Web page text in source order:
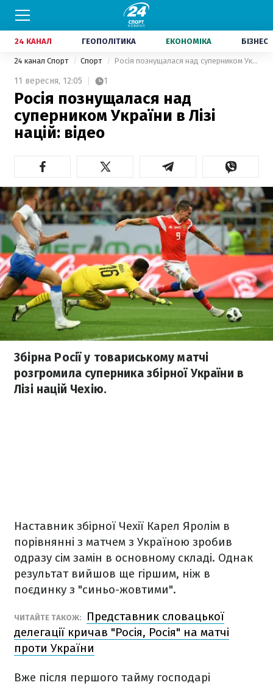
24 КАНАЛ ГЕОПОЛІТИКА ЕКОНОМІКА БІЗНЕС
24 канал Спорт Спорт Росія познущалася над суперником України в Лізі націй: відео
11 вересня, 12:05 1
Росія познущалася над
суперником України в Лізі
націй: відео
Збірна Росії у товариському матчі
розгромила суперника збірної України в
Лізі націй Чехію.
Наставник збірної Чехії Карел Яролім в
порівнянні з матчем з Україною зробив
одразу сім замін в основному складі. Однак
результат вийшов ще гіршим, ніж в
поєдинку з "синьо-жовтими".
ЧИТАЙТЕ ТАКОЖ:
Представник словацької
делегації кричав "Росія, Росія" на матчі
проти України
Вже після першого тайму господарі